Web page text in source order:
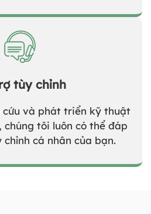
tùy chỉnh
cứu và phát triển kỹ thuật
chúng tôi luôn có thể đáp
chỉnh cá nhân của bạn.